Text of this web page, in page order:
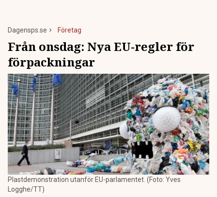
Dagensps.se Företag
Från onsdag: Nya EU-regler för
förpackningar
Plastdemonstration utanför EU-parlamentet. (Foto: Yves
Logghe/TT)